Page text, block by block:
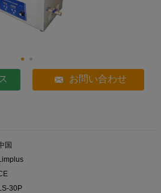
お問い合わせ
国
30P